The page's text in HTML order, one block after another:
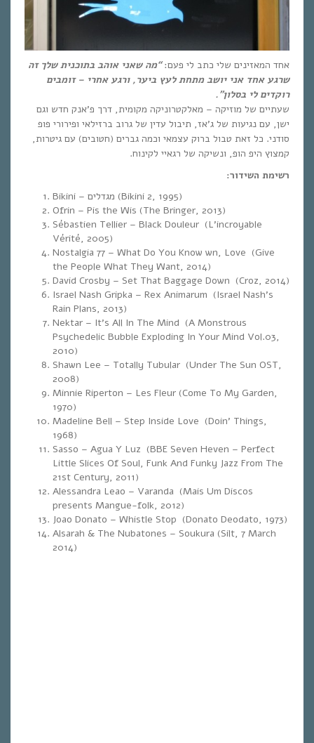
אחד המאזינים שלי כתב לי פעם: “מה שאני אוהב בתוכנית שלך זה
שרגע אחד אני יושב מתחת לעץ ביער, ורגע אחרי – זומבים
רוקדים לי בסלון”.
שעתיים של מוזיקה – מאלקטרוניקה מקומית, דרך פ’אנק חדש וגם
ישן, עם נגיעות של ג’אז, תיבול עדין של גרוב ברזילאי ופירורי פופ
סודני. כל זאת טבול ברוק עצמאי וכמה גברים (חטובים) עם גיטרות,
קמצוץ היפ הופ, ונשיקה של רגאיי לקינוח.
רשימת השידור:
Bikini – מגדלים (Bikini 2, 1995)
Ofrin – Pis the Wis (The Bringer, 2013)
Sébastien Tellier – Black Douleur (L’incroyable
Vérité, 2005)
Nostalgia 77 – What Do You Know wn, Love (Give
the People What They Want, 2014)
David Crosby – Set That Baggage Down (Croz, 2014)
Israel Nash Gripka – Rex Animarum (Israel Nash’s
Rain Plans, 2013)
Nektar – It’s All In The Mind (A Monstrous
Psychedelic Bubble Exploding In Your Mind Vol.03,
2010)
Shawn Lee – Totally Tubular (Under The Sun OST,
2008)
Minnie Riperton – Les Fleur (Come To My Garden,
1970)
Madeline Bell – Step Inside Love (Doin’ Things,
1968)
Sasso – Agua Y Luz (BBE Seven Heven – Perfect
Little Slices Of Soul, Funk And Funky Jazz From The
21st Century, 2011)
Alessandra Leao – Varanda (Mais Um Discos
presents Mangue-folk, 2012)
Joao Donato – Whistle Stop (Donato Deodato, 1973)
Alsarah & The Nubatones – Soukura (Silt, 7 March
2014)